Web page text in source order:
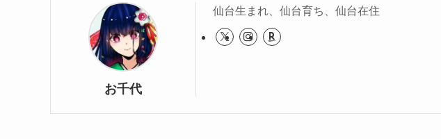
お千代
仙台生まれ、仙台育ち、仙台在住